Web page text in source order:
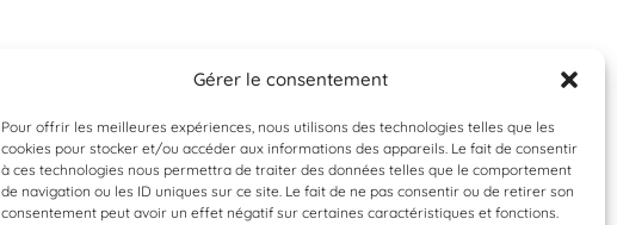
Gérer le consentement
Pour offrir les meilleures expériences, nous utilisons des technologies telles que les
cookies pour stocker et/ou accéder aux informations des appareils. Le fait de consentir
à ces technologies nous permettra de traiter des données telles que le comportement
de navigation ou les ID uniques sur ce site. Le fait de ne pas consentir ou de retirer son
consentement peut avoir un effet négatif sur certaines caractéristiques et fonctions.